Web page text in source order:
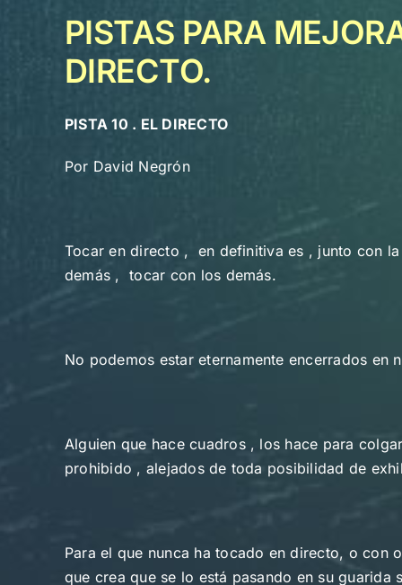
PISTAS PARA
DIRECTO.
PISTA 10 . EL DIRECTO
Por David Negrón
Tocar en directo , en definitiva es , junto con
demás , tocar con los demás.
No podemos estar eternamente encerrados
Alguien que hace cuadros , los hace para
prohibido , alejados de toda posibilidad de
Para el que nunca ha tocado en directo, o con
que crea que se lo está pasando en su guarida